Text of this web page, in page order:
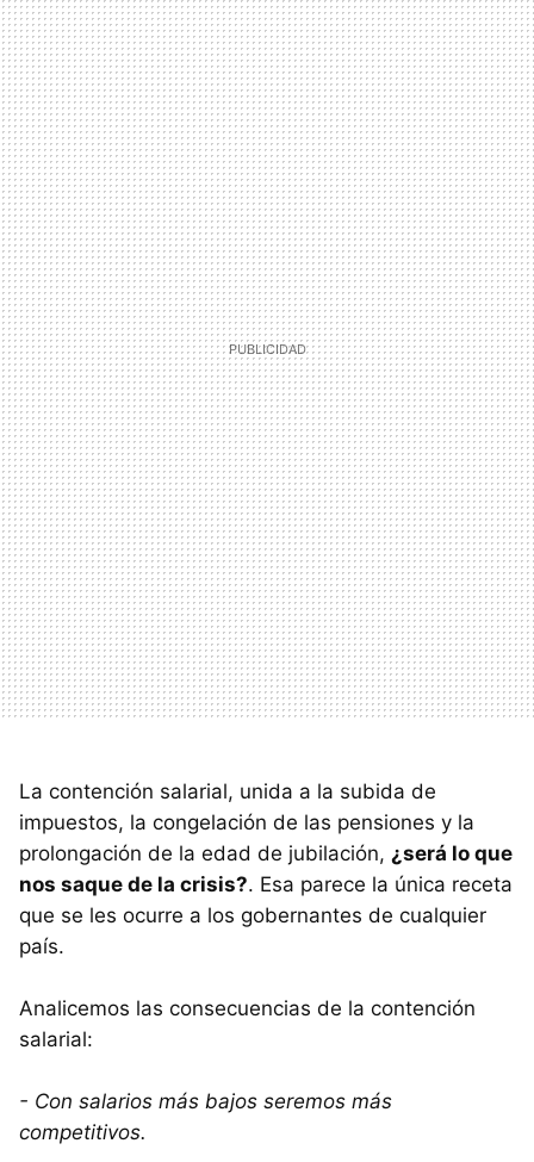
La contención salarial, unida a la subida de
impuestos, la congelación de las pensiones y la
prolongación de la edad de jubilación, ¿será lo que
nos saque de la crisis?. Esa parece la única receta
que se les ocurre a los gobernantes de cualquier
país.
Analicemos las consecuencias de la contención
salarial:
- Con salarios más bajos seremos más
competitivos.